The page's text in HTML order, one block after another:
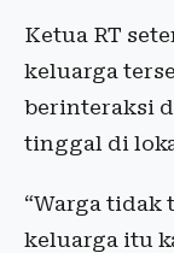
Ketua RT
keluarga
berinteraksi
tinggal di
“Warga
keluarga itu